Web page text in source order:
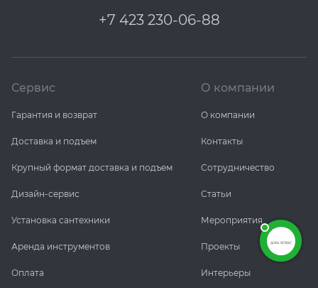
+7 423 230-06-88
Сервис
Гарантия и возврат
Доставка и подъем
Крупный формат доставка и подъем
Дизайн-сервис
Установка сантехники
Аренда инструментов
Оплата
О компании
О компании
Контакты
Сотрудничество
Статьи
Мероприятия
Проекты
Интерьеры